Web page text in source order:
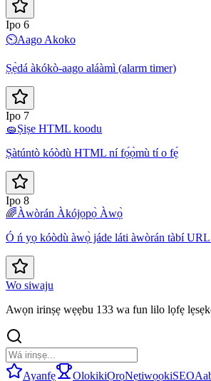
Ipo 6
⏲️Aago Akoko
Ṣẹ̀dá àkókò-aago aláàmì (alarm timer)
Ipo 7
🧽Ṣiṣe HTML koodu
Ṣàtúntò kóòdù HTML ní fọ́ọ̀mù tí o fẹ́
Ipo 8
🌈Àwòrán Àkójọpọ̀ Àwọ̀
Ó ń yọ kóòdù àwọ̀ jáde láti àwòrán tàbí URL
Wo siwaju
Awọn irinṣẹ wẹẹbu 133 wa fun lilo lọfẹ
Ayanfẹ OlokikiỌrọNẹtiwọọkiSEO